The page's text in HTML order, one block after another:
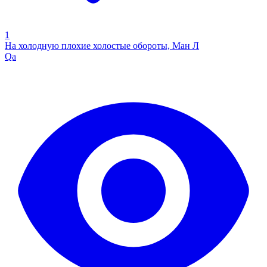
1
На холодную плохие холостые обороты, Ман Л
Qa